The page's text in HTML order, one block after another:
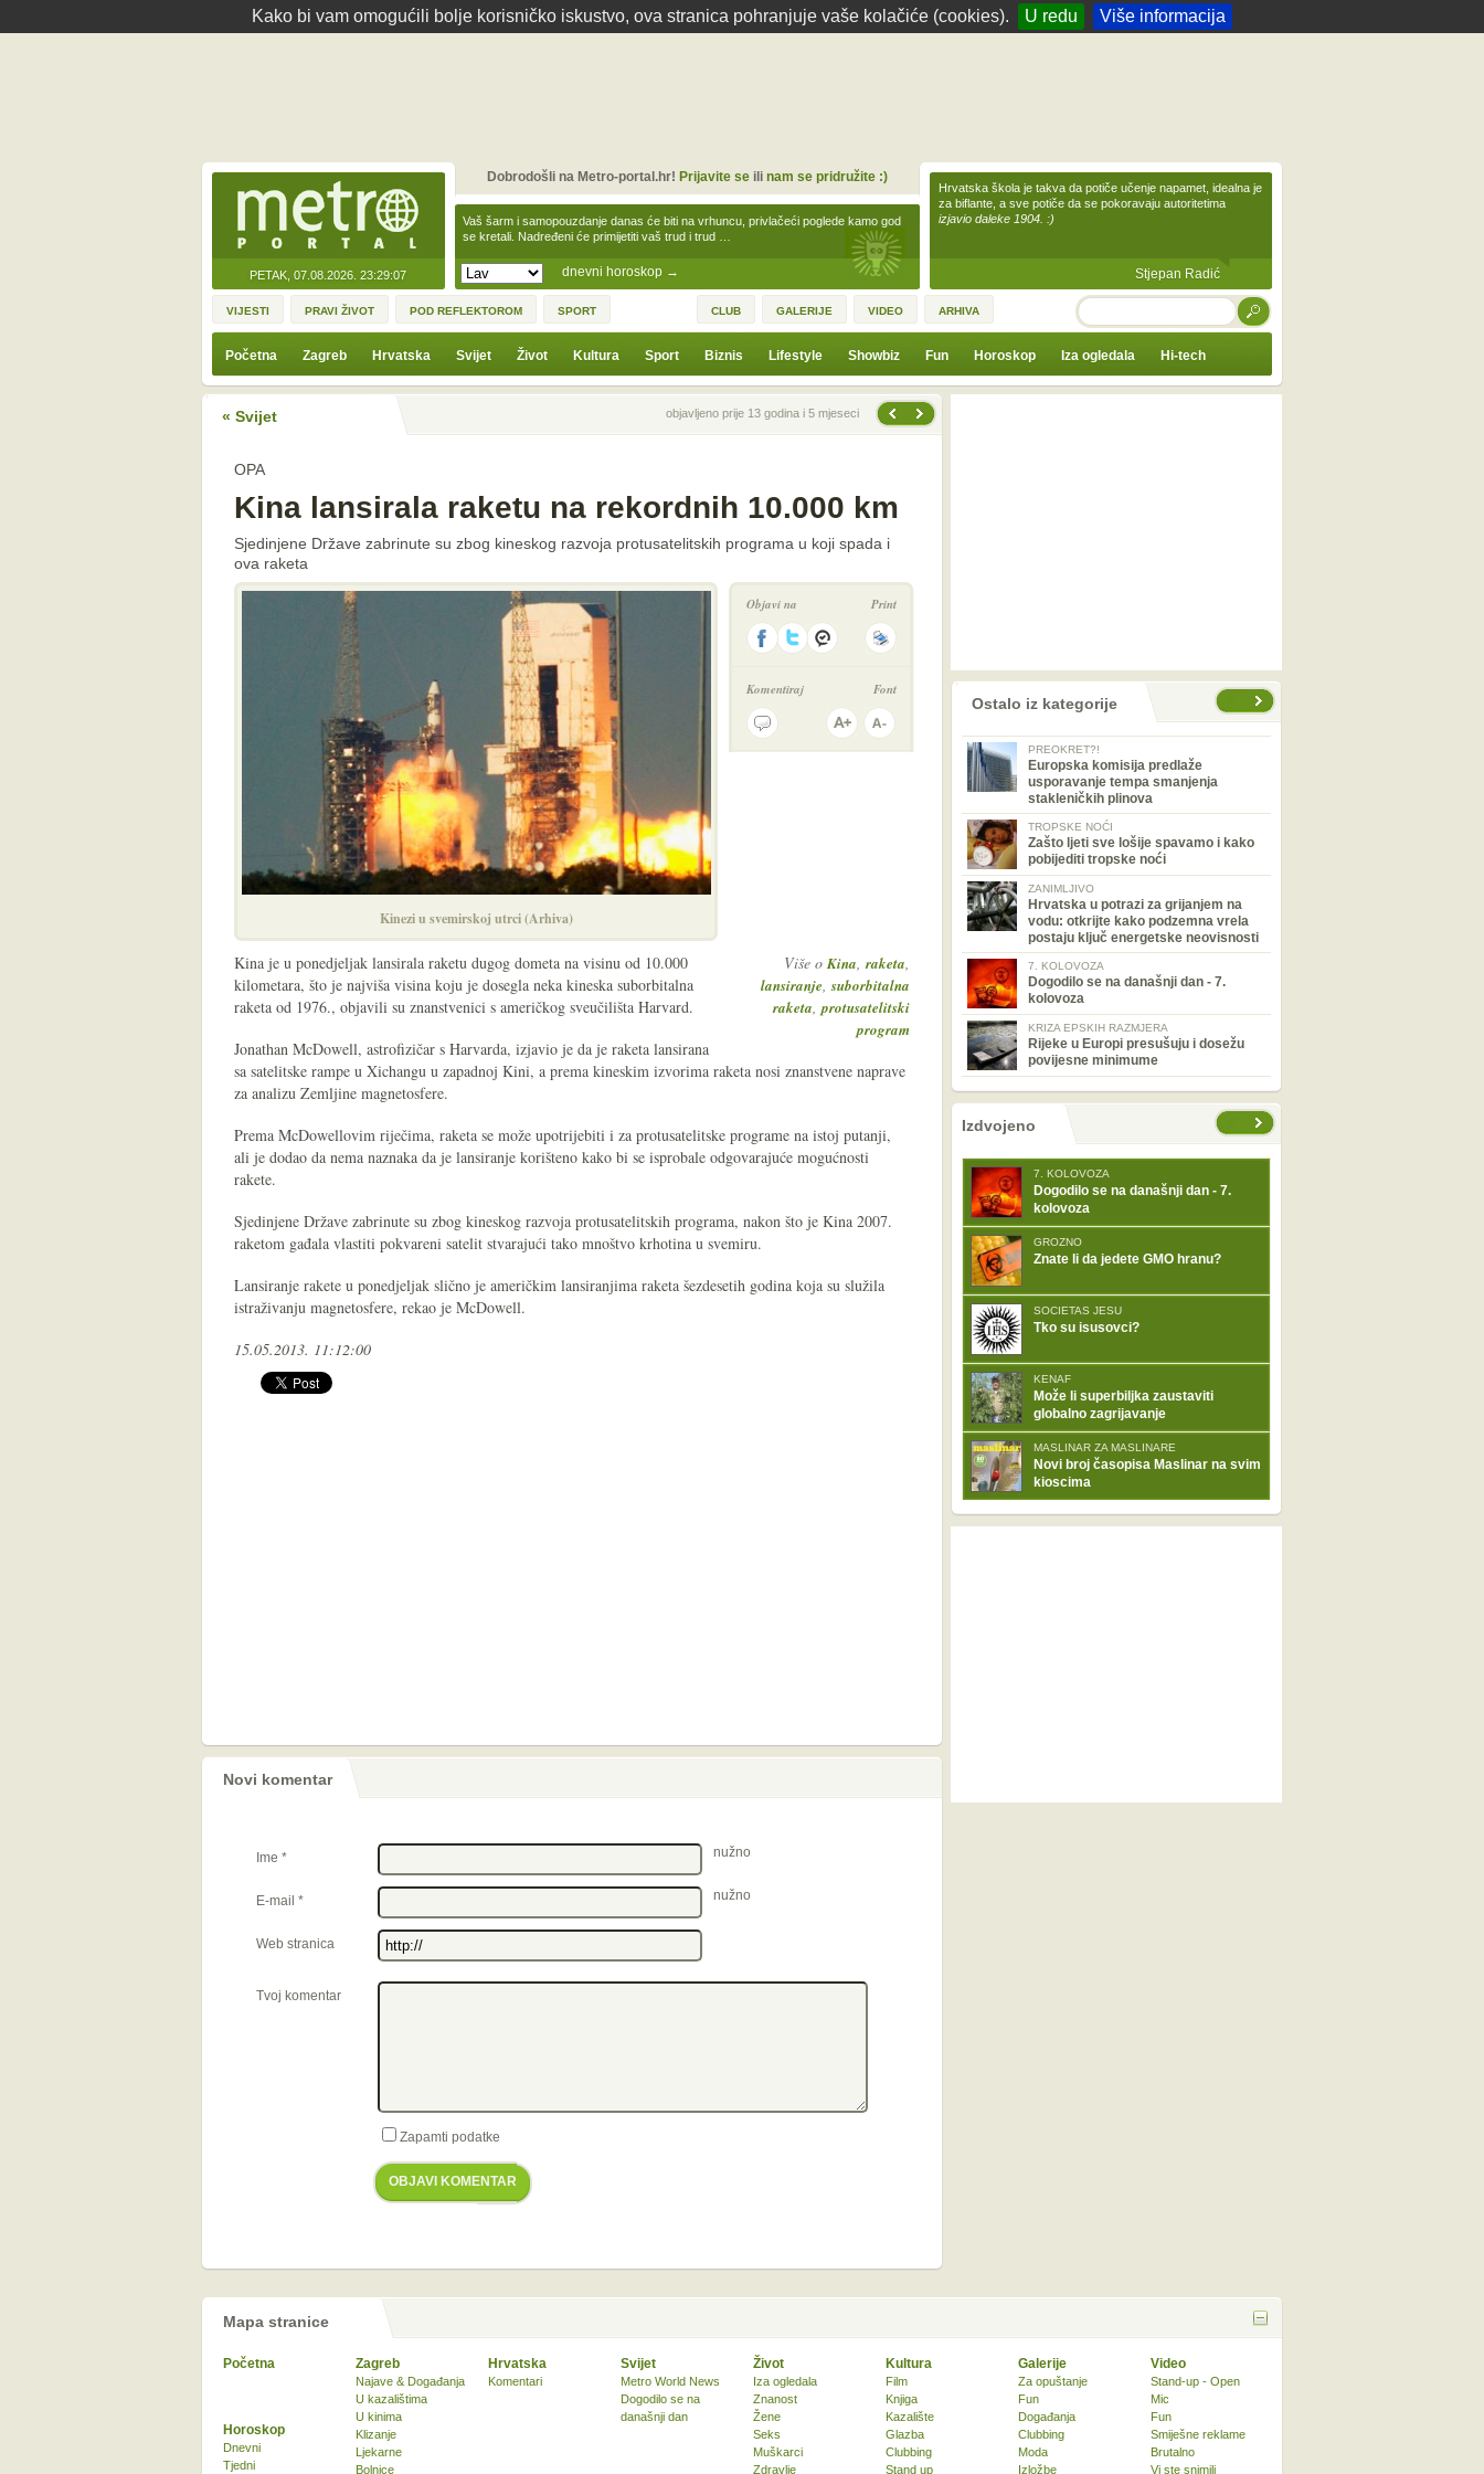
Kako bi vam omogućili bolje korisničko iskustvo, ova stranica pohranjuje vaše kolačiće (cookies). U redu Više informacija
PETAK, 07.08.2026. 23:29:07 dnevni horoskop →
Vaš šarm i samopouzdanje danas će biti na vrhuncu, privlačeći poglede kamo god
se kretali. Nadređeni će primijetiti vaš trud i trud …
Dobrodošli na Metro-portal.hr! Prijavite seili nam se pridružite :)
Hrvatska škola je takva da potiče učenje napamet, idealna je
za biflante, a sve potiče da se pokoravaju autoritetima
izjavio daleke 1904. :)
Stjepan Radić
VIJESTI PRAVI ŽIVOT POD REFLEKTOROM SPORT CLUB GALERIJE VIDEO ARHIVA TRAŽI
Početna Zagreb Hrvatska Svijet Život Kultura Sport Biznis Lifestyle Showbiz Fun Horoskop Iza ogledala Hi-tech
« Svijet Prethodna vijestobjavljeno prije 13 godina i 5 mjeseci
OPA
Kina lansirala raketu na rekordnih 10.000 km
Sjedinjene Države zabrinute su zbog kineskog razvoja protusatelitskih programa u koji spada i
ova raketa
Kinezi u svemirskoj utrci (Arhiva)
Objavi na Print
Komentiraj Font
Više oKina,raketa,
lansiranje,suborbitalna
raketa,protusatelitski
program
Kina je u ponedjeljak lansirala raketu dugog dometa na visinu od 10.000
kilometara, što je najviša visina koju je dosegla neka kineska suborbitalna
raketa od 1976., objavili su znanstvenici s američkog sveučilišta Harvard.
Jonathan McDowell, astrofizičar s Harvarda, izjavio je da je raketa lansirana
sa satelitske rampe u Xichangu u zapadnoj Kini, a prema kineskim izvorima raketa nosi znanstvene naprave
za analizu Zemljine magnetosfere.
Prema McDowellovim riječima, raketa se može upotrijebiti i za protusatelitske programe na istoj putanji,
ali je dodao da nema naznaka da je lansiranje korišteno kako bi se isprobale odgovarajuće mogućnosti
rakete.
Sjedinjene Države zabrinute su zbog kineskog razvoja protusatelitskih programa, nakon što je Kina 2007.
raketom gađala vlastiti pokvareni satelit stvarajući tako mnoštvo krhotina u svemiru.
Lansiranje rakete u ponedjeljak slično je američkim lansiranjima raketa šezdesetih godina koja su služila
istraživanju magnetosfere, rekao je McDowell.
15.05.2013. 11:12:00
Novi komentar
Ime * nužno
E-mail * nužno
Web stranica
Tvoj komentar
Zapamti podatke
OBJAVI KOMENTAR
prethodno Ostalo iz kategorije
PREOKRET?!
Europska komisija predlaže
usporavanje tempa smanjenja
stakleničkih plinova
TROPSKE NOĆI
Zašto ljeti sve lošije spavamo i kako
pobijediti tropske noći
ZANIMLJIVO
Hrvatska u potrazi za grijanjem na
vodu: otkrijte kako podzemna vrela
postaju ključ energetske neovisnosti
7. KOLOVOZA
Dogodilo se na današnji dan - 7.
kolovoza
KRIZA EPSKIH RAZMJERA
Rijeke u Europi presušuju i dosežu
povijesne minimume
nema prethodne stranice
sljedećeIzdvojeno
7. KOLOVOZA
Dogodilo se na današnji dan - 7.
kolovoza
GROZNO
Znate li da jedete GMO hranu?
SOCIETAS JESU
Tko su isusovci?
KENAF
Može li superbiljka zaustaviti
globalno zagrijavanje
MASLINAR ZA MASLINARE
Novi broj časopisa Maslinar na svim
kioscima
Mapa stranice
Početna Zagreb
Najave & Događanja
U kazalištima
U kinima
Klizanje
Ljekarne
Bolnice
Hrvatska
Komentari
Svijet
Metro World News
Dogodilo se na
današnji dan
Život
Iza ogledala
Znanost
Žene
Seks
Muškarci
Zdravlje
Kultura
Film
Knjiga
Kazalište
Glazba
Clubbing
Stand up
Horoskop
Dnevni
Tjedni
Galerije
Za opuštanje
Fun
Događanja
Clubbing
Moda
Izložbe
Video
Stand-up - Open
Mic
Fun
Smiješne reklame
Brutalno
Vi ste snimili